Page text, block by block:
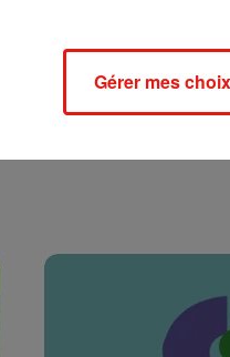
(FAA) a ouvert une
Gérer mes choix